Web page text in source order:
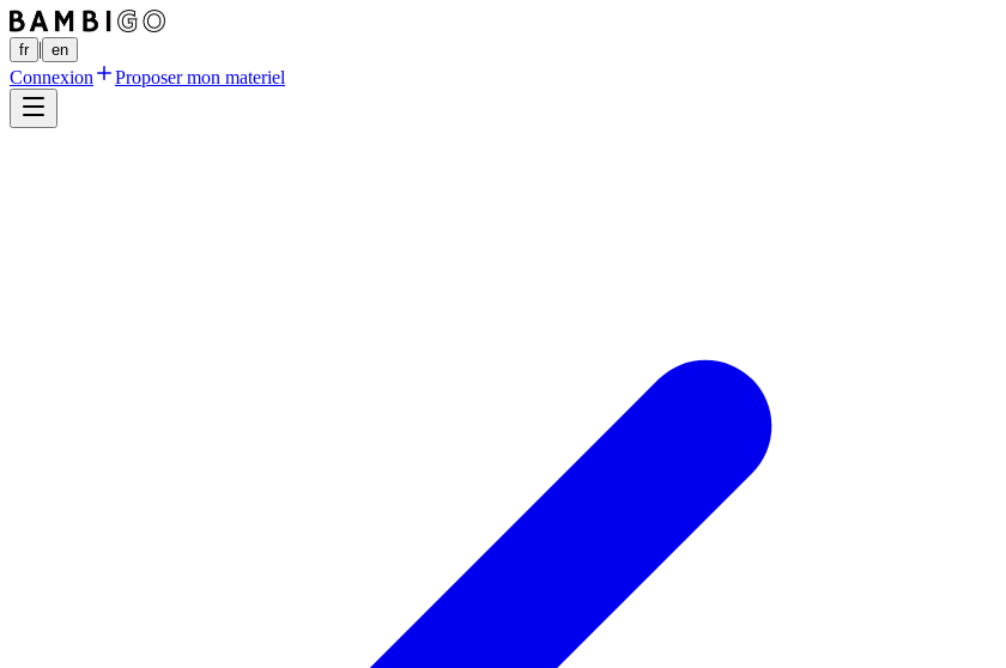
fr | en
Connexion Proposer mon materiel